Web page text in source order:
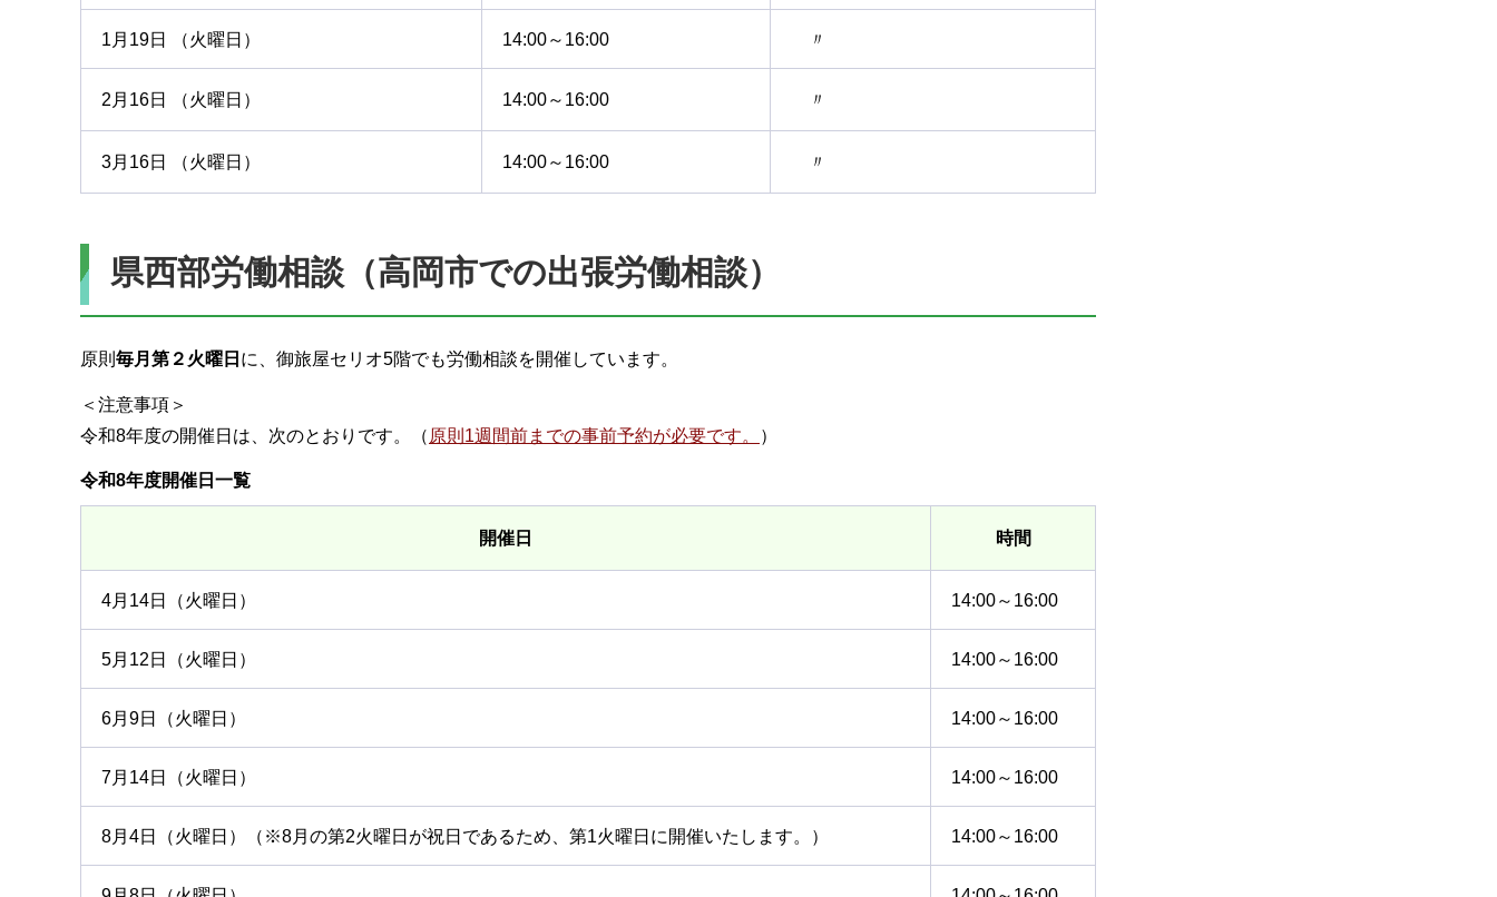
1月19日 （火曜日） 14:00～16:00 〃
2月16日 （火曜日） 14:00～16:00 〃
3月16日 （火曜日） 14:00～16:00 〃
県西部労働相談（高岡市での出張労働相談）
原則 毎月第２火曜日 に、御旅屋セリオ5階でも労働相談を開催しています。
＜注意事項＞
令和8年度の開催日は、次のとおりです。（ 原則1週間前までの事前予約が必要です。 ）
令和8年度開催日一覧
開催日 時間
4月14日（火曜日） 14:00～16:00
5月12日（火曜日） 14:00～16:00
6月9日（火曜日） 14:00～16:00
7月14日（火曜日） 14:00～16:00
8月4日（火曜日）（※8月の第2火曜日が祝日であるため、第1火曜日に開催いたします。） 14:00～16:00